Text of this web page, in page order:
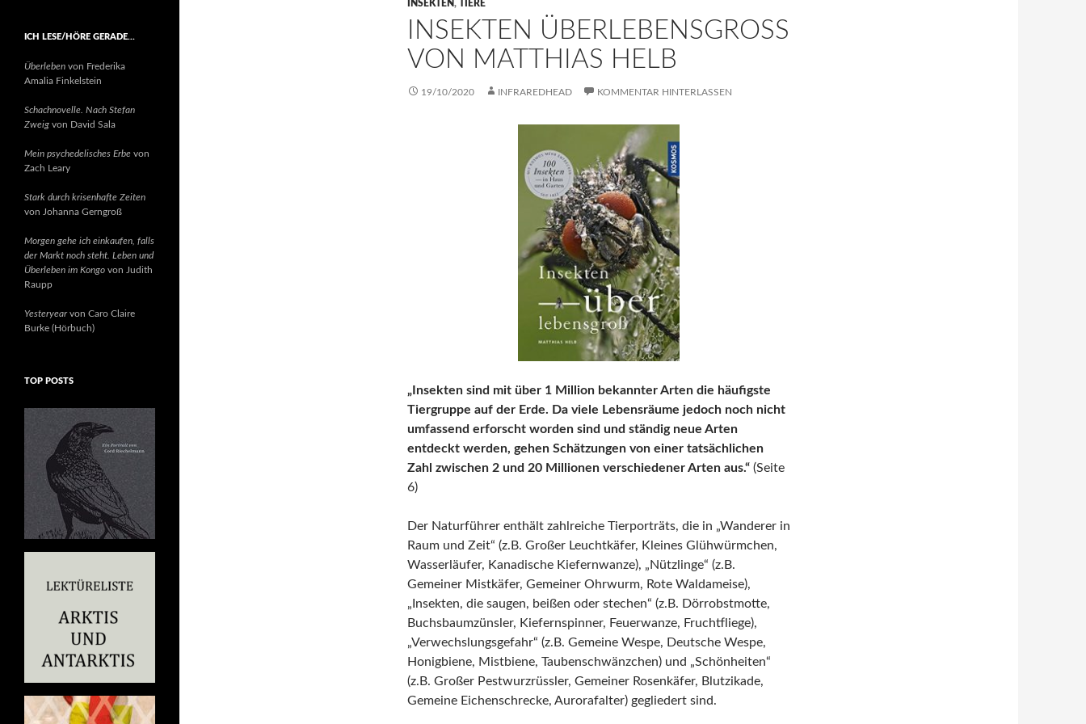
INSEKTEN, TIERE
INSEKTEN ÜBERLEBENSGROSS V
ON MATTHIAS HELB
19/10/2020 INFRAREDHEAD KOMMENTAR HINTERLASSEN
„Insekten sind mit über 1 Million bekannter Arten die häufigste
Tiergruppe auf der Erde. Da viele Lebensräume jedoch noch nicht
umfassend erforscht worden sind und ständig neue Arten
entdeckt werden, gehen Schätzungen von einer tatsächlichen
Zahl zwischen 2 und 20 Millionen verschiedener Arten aus.“ (Seite
6)
Der Naturführer enthält zahlreiche Tierporträts, die in „Wanderer in
Raum und Zeit“ (z.B. Großer Leuchtkäfer, Kleines Glühwürmchen,
Wasserläufer, Kanadische Kiefernwanze), „Nützlinge“ (z.B.
Gemeiner Mistkäfer, Gemeiner Ohrwurm, Rote Waldameise),
„Insekten, die saugen, beißen oder stechen“ (z.B. Dörrobstmotte,
Buchsbaumzünsler, Kiefernspinner, Feuerwanze, Fruchtfliege),
„Verwechslungsgefahr“ (z.B. Gemeine Wespe, Deutsche Wespe,
Honigbiene, Mistbiene, Taubenschwänzchen) und „Schönheiten“
(z.B. Großer Pestwurzrüssler, Gemeiner Rosenkäfer, Blutzikade,
Gemeine Eichenschrecke, Aurorafalter) gegliedert sind.
ICH LESE/HÖRE GERADE…
Überleben von Frederika
Amalia Finkelstein
Schachnovelle. Nach Stefan
Zweig von David Sala
Mein psychedelisches Erbe von
Zach Leary
Stark durch krisenhafte Zeiten
von Johanna Gerngroß
Morgen gehe ich einkaufen, falls
der Markt noch steht. Leben und
Überleben im Kongo von Judith
Raupp
Yesteryearvon Caro Claire
Burke (Hörbuch)
TOP POSTS